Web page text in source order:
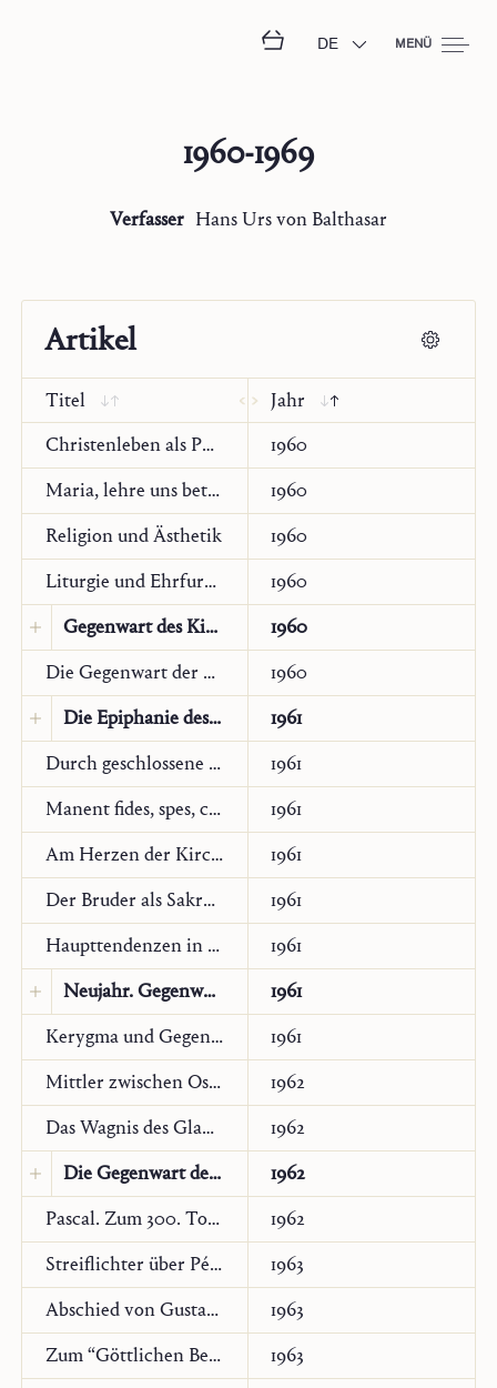
DE MENÜ
1960-1969
Verfasser Hans Urs von Balthasar
Artikel
Titel
Jahr
Christenleben als Philosophie
1960
Maria, lehre uns beten!
1960
Religion und Ästhetik
1960
Liturgie und Ehrfurcht
1960
Gegenwart des Kindes
1960
Übersetzung: Englisch
Communio International Catholic Review
29/4 (Washington, Winter 2002), 769–
772
Die Gegenwart der Zukunft
1960
Die Epiphanie des Kindes
1961
Original: Französisch
Choisir2, 15 (1961): 2‑3.
Übersetzung: Italienisch
Monastica 4 (Civitella S. Paolo/Roma,
1961), 2–6 (traduzione riveduta per
questa edizione elettronica)
Durch geschlossene Türen
1961
Manent fides, spes, caritas
1961
Am Herzen der Kirche
1961
Der Bruder als Sakrament
1961
Haupttendenzen in der heutigen Kirche
1961
Neujahr. Gegenwart des Kreuzes
1961
Übersetzung: Italienisch
Monastica4 (Civitella S. Paolo/Roma,
1964), 21–23 (traduzione riveduta per
questa edizione elettronica)
Kerygma und Gegenwart
1961
Mittler zwischen Ost und West. Zur 1300-Jahrfeier Maximus’ des Bekenners (580-662)
1962
Das Wagnis des Glaubens. Ansprache am Weihnachtstag über Radio Beromünster
1962
Die Gegenwart der Zukunft
1962
Original: Italienisch
Monastica4 (Civitella S. Paolo/Roma,
1962), 1–4
Pascal. Zum 300. Todestag am 19. August
1962
Streiflichter über Péguy
1963
Abschied von Gustav Siewerth
1963
Zum “Göttlichen Bereich” Teilhards de Chardin
1963